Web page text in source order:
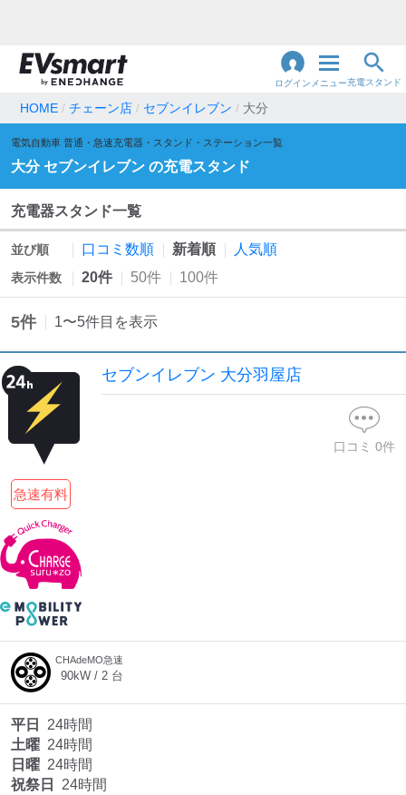
ログイン メニュー充電スタンド
地名・観光スポット・住所
充電器の種類
急速充電器のみ表示
認証システム
EV充電エネチェンジ
三菱ディーラーを表示
トヨタディーラーを表
示
充電器の出力
車種
HOME チェーン店 セブンイレブン 大分
電気自動車 普通・急速充電器・スタンド・ステーション一覧
大分 セブンイレブン の充電スタンド
充電器スタンド一覧
並び順 口コミ数順 新着順 人気順
表示件数 20件 50件 100件
5件 1〜5件目を表示
セブンイレブン 大分羽屋店
急速有料
口コミ 0件
CHAdeMO急速
90kW / 2 台
平日
24時間
土曜 24時間
日曜 24時間
祝祭日
24時間